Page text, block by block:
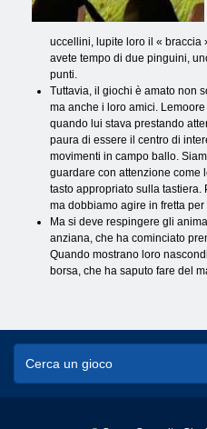
uccellini, lupite loro il « braccia
avete tempo di due pinguini,
punti.
Tuttavia, il giochi è amato non
ma anche i loro amici.
quando lui stava prestando
paura di essere il centro di
movimenti in campo ballo.
guardare con attenzione come
tasto appropriato sulla tastiera.
ma dobbiamo agire in fretta
Ma si deve respingere gli
anziana, che ha cominciato
Quando mostrano loro
borsa, che ha saputo fare del